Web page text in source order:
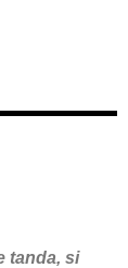
tanda, si